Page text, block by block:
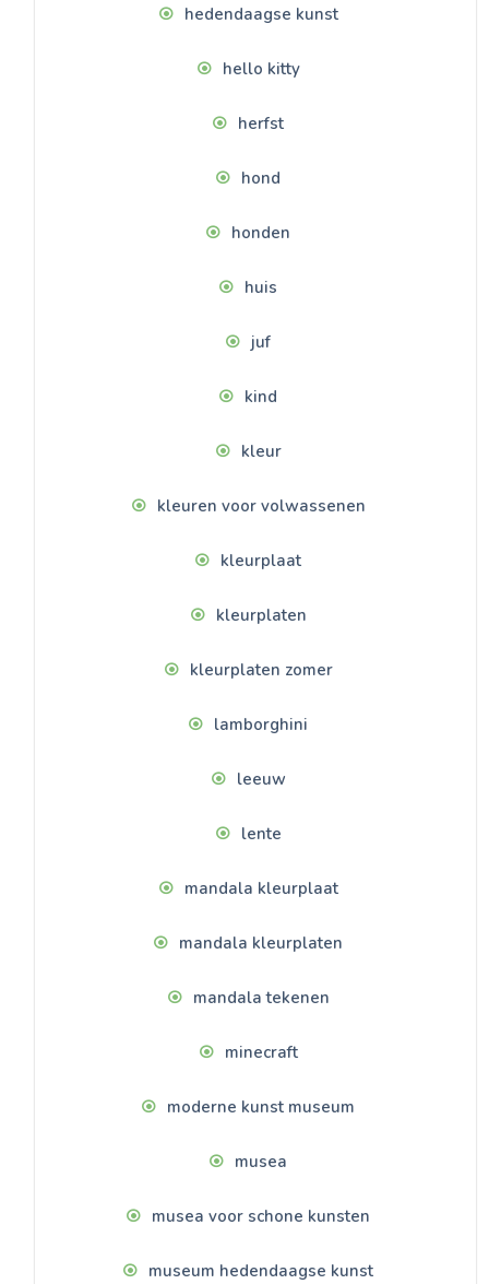
hedendaagse kunst
hello kitty
herfst
hond
honden
huis
juf
kind
kleur
kleuren voor volwassenen
kleurplaat
kleurplaten
kleurplaten zomer
lamborghini
leeuw
lente
mandala kleurplaat
mandala kleurplaten
mandala tekenen
minecraft
moderne kunst museum
musea
musea voor schone kunsten
museum hedendaagse kunst